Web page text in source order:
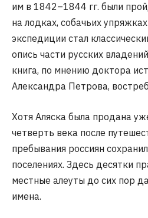
им в 1842–1844 гг. были
на лодках, собачьих
экспедиции стал
опись части русских
книга, по мнению доктора
Александра Петрова,
Хотя Аляска была продана
четверть века после
пребывания россиян
поселениях. Здесь десятки
местные алеуты до сих пор
имена.